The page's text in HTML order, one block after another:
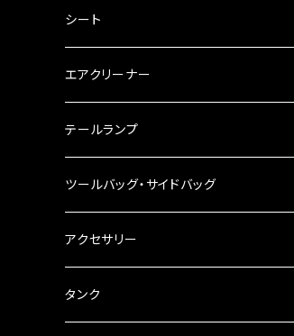
キャブレター
チェーン
工具類
バーハン
ハンドルパーツ
ハンドルスイッチ
その他
ハンドルポスト
ハンドルブレース
ステアリングダンパー
ブレーキ・クラッチレバー
シート
エアクリーナー
テールランプ
ナンバー灯
ツールバッグ・サイドバッグ
ツールバッグ
サイドバッグ
アクセサリー
USB電源
タンク